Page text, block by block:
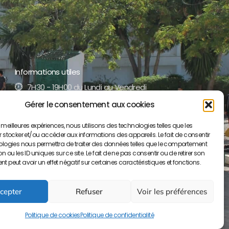
Gérer le consentement aux cookies
meilleures expériences, nous utilisons des technologies telles que les
stocker et/ou accéder aux informations des appareils. Le fait de consentir
nous permettra de traiter des données telles que le comportement
ou les ID uniques sur ce site. Le fait de ne pas consentir ou de retirer son
peut avoir un effet négatif sur certaines caractéristiques et fonctions.
Refuser Voir les préférences
Politique de cookiesPolitique de confidentialité
Informations utiles
7H30 - 19H00 du Lundi au Vendredi
+212 5 35 52 17 51 /52
contact@lyceepaulvalery-ma.org
Boulevard Moulay Youssef BP S/34, 50000
Meknès